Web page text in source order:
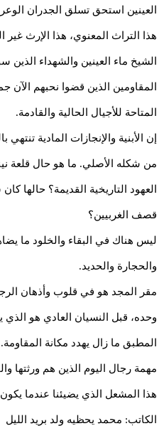
العينين استحق تسلق الجدران
هذا التراث المعنوي، هذا الإرث غير
الشيخ ماء العينين والشهداء
المقاومين الذين قضوا نحبهم الآن
المتاحة للأجيال الحالية والقادمة.
إن الأبنية والإنجازات المادية
من شكله الأصلي. ما هو حال قلعة
العهود التاريخية القديمة؟ حالها
قصف الغربيين؟
ليس هناك في البقاء والخلود ما
والحجارة والحديد.
مقر المجد هو في قلوب وأذهان
وحده، قبل النسيان العادي هو
المطبق ما زال يهدد مكانة المقاومة.
مهمة رجال اليوم الذين هم ورثتها
هذا المشعل الذي يضيئنا عندما
الكاتب: محمد يحظيه ولد بريد الليل